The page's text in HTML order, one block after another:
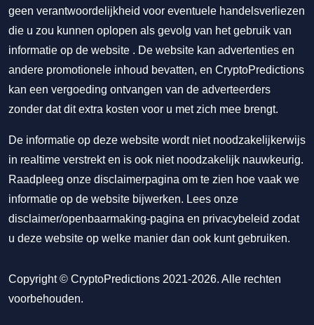
geen verantwoordelijkheid voor eventuele handelsverliezen
die u zou kunnen oplopen als gevolg van het gebruik van
informatie op de website . De website kan advertenties en
andere promotionele inhoud bevatten, en CryptoPredictions
kan een vergoeding ontvangen van de adverteerders
zonder dat dit extra kosten voor u met zich mee brengt.
De informatie op deze website wordt niet noodzakelijkerwijs
in realtime verstrekt en is ook niet noodzakelijk nauwkeurig.
Raadpleeg onze disclaimerpagina om te zien hoe vaak we
informatie op de website bijwerken. Lees onze
disclaimer/openbaarmaking-pagina en privacybeleid zodat
u deze website op welke manier dan ook kunt gebruiken.
Copyright © CryptoPredictions 2021-2026. Alle rechten
voorbehouden.